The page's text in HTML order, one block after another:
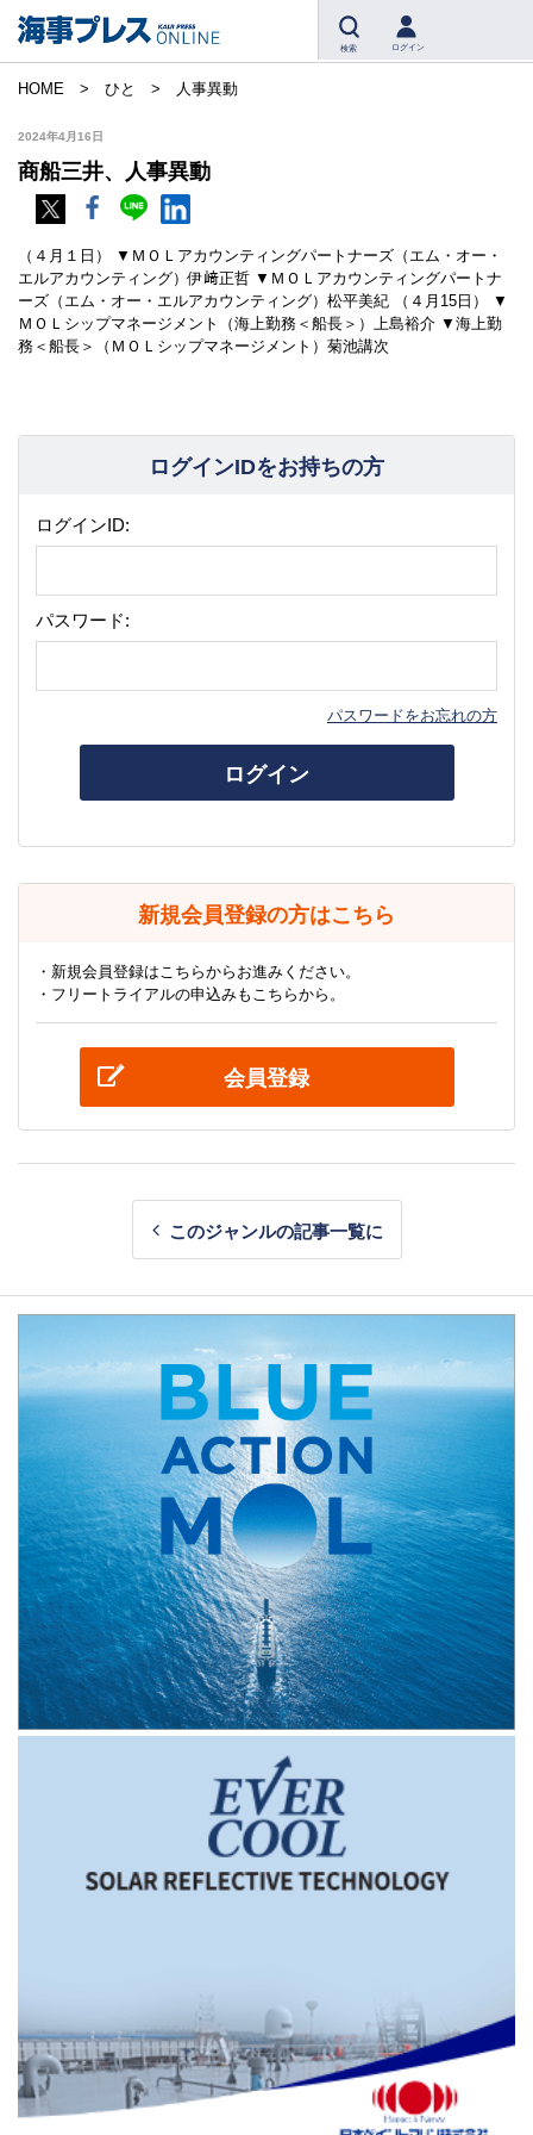
検索 ログイン
HOME ひと 人事異動
2024年4月16日
商船三井、人事異動
（４月１日） ▼ＭＯＬアカウンティングパートナーズ（エム・オー・
エルアカウンティング）伊﨑正哲 ▼ＭＯＬアカウンティングパートナ
ーズ（エム・オー・エルアカウンティング）松平美紀 （４月15日） ▼
ＭＯＬシップマネージメント（海上勤務＜船長＞）上島裕介 ▼海上勤
務＜船長＞（ＭＯＬシップマネージメント）菊池講次
ログインIDをお持ちの方
ログインID:
パスワード:
パスワードをお忘れの方
ログイン
新規会員登録の方はこちら
・新規会員登録はこちらからお進みください。
・フリートライアルの申込みもこちらから。
会員登録
このジャンルの記事一覧に